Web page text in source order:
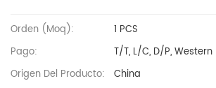
Orden (moq):
1 PCS
Pago:
T/T, L/C, D/P, Western
Origen Del Producto:
China